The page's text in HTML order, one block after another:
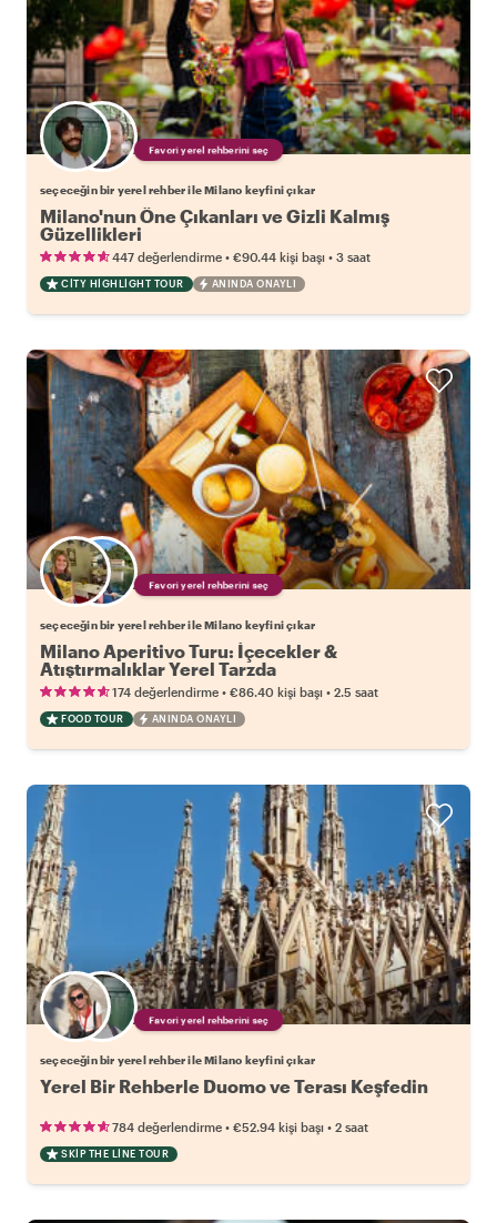
Favori yerel rehberini seç
seçeceğin bir yerel rehber ile Milano keyfini çıkar
Milano'nun Öne Çıkanları ve Gizli Kalmış
Güzellikleri
447 değerlendirme • €90.44 kişi başı • 3 saat
CITY HIGHLIGHT TOUR ANINDA ONAYLI
Favori yerel rehberini seç
seçeceğin bir yerel rehber ile Milano keyfini çıkar
Milano Aperitivo Turu: İçecekler &
Atıştırmalıklar Yerel Tarzda
174 değerlendirme • €86.40 kişi başı • 2.5 saat
FOOD TOUR ANINDA ONAYLI
Favori yerel rehberini seç
seçeceğin bir yerel rehber ile Milano keyfini çıkar
Yerel Bir Rehberle Duomo ve Terası Keşfedin
784 değerlendirme • €52.94 kişi başı • 2 saat
SKIP THE LINE TOUR